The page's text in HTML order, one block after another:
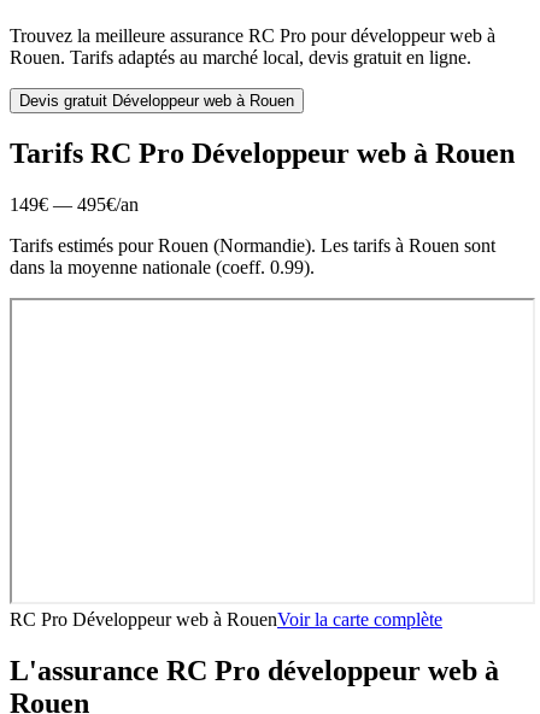
Trouvez la meilleure assurance RC Pro pourdéveloppeur web à
Rouen. Tarifs adaptés au marché local, devis gratuit en ligne.
Devis gratuit Développeur web à Rouen
Tarifs RC Pro Développeur web à Rouen
149€ — 495€/an
Tarifs estimés pourRouen (Normandie). Les tarifs à Rouen sont
dans la moyenne nationale (coeff. 0.99).
RC Pro Développeur web à RouenVoir la carte complète
L'assurance RC Pro développeur web à
Rouen